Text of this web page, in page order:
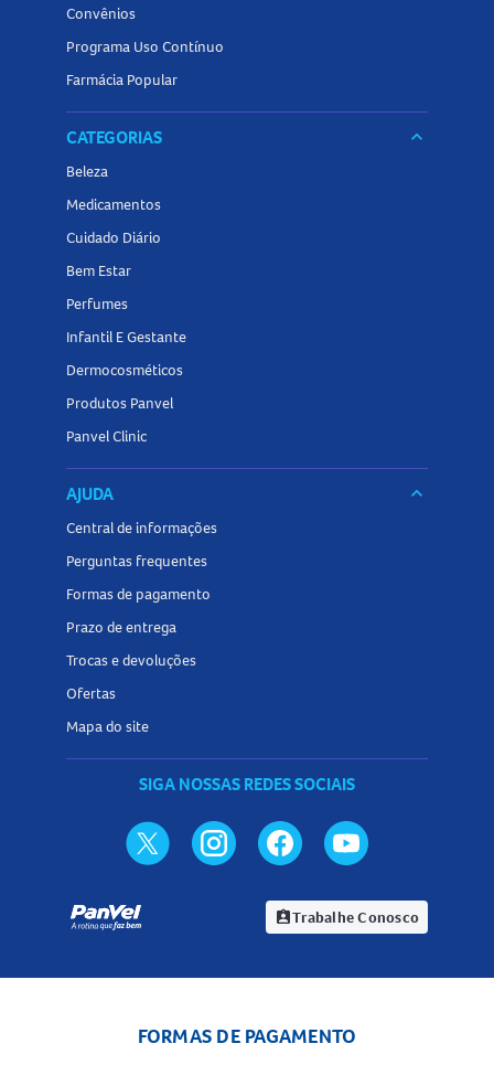
Convênios
Programa Uso Contínuo
Farmácia Popular
CATEGORIAS keyboard_arrow_down
Beleza
Medicamentos
Cuidado Diário
Bem Estar
Perfumes
Infantil E Gestante
Dermocosméticos
Produtos Panvel
Panvel Clinic
AJUDA keyboard_arrow_down
Central de informações
Perguntas frequentes
Formas de pagamento
Prazo de entrega
Trocas e devoluções
Ofertas
Mapa do site
SIGA NOSSAS REDES SOCIAIS
assignment_indTrabalhe Conosco
FORMAS DE PAGAMENTO